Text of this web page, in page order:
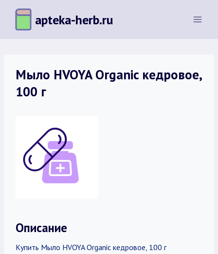
Перейти
содержимому
apteka-herb.ru
Мыло HVOYA Organic кедровое,
100 г
Описание
Купить Мыло HVOYA Organic кедровое, 100 г